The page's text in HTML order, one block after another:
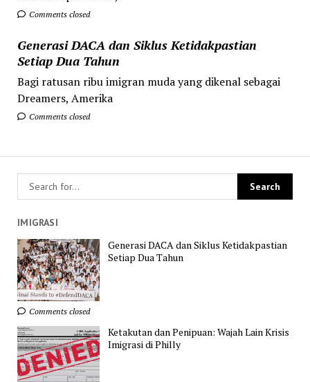
Comments closed
Generasi DACA dan Siklus Ketidakpastian
Setiap Dua Tahun
Bagi ratusan ribu imigran muda yang dikenal sebagai
Dreamers, Amerika
Comments closed
IMIGRASI
Generasi DACA dan Siklus Ketidakpastian
Setiap Dua Tahun
Comments closed
Ketakutan dan Penipuan: Wajah Lain Krisis
Imigrasi di Philly